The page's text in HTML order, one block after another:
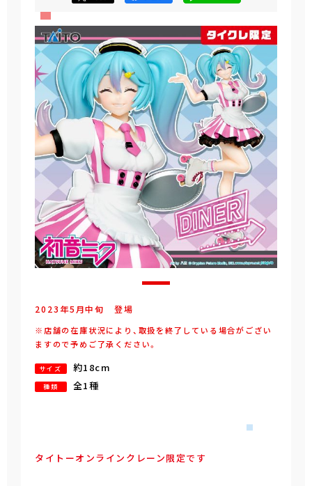
2023年5 月中旬 登場
※店舗の在庫状況により、取扱を終了している場合がござい
ますので予めご了承ください。
サイズ 約18cm
種類 全1種
タイトーオンラインクレーン限定です